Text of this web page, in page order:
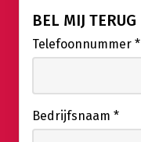
BEL MIJ TERUG
Telefoonnummer *
Bedrijfsnaam *